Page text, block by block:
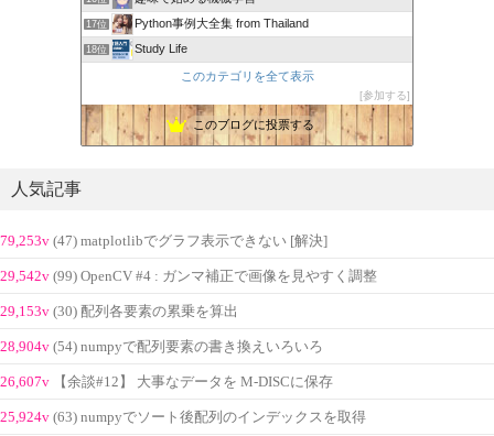
17位 Python事例大全集 from Thailand
18位 Study Life
このカテゴリを全て表示
参加する
このブログに投票する
人気記事
79,253v (47) matplotlibでグラフ表示できない [解決]
29,542v (99) OpenCV #4 : ガンマ補正で画像を見やすく調整
29,153v (30) 配列各要素の累乗を算出
28,904v (54) numpyで配列要素の書き換えいろいろ
26,607v 【余談#12】 大事なデータを M-DISCに保存
25,924v (63) numpyでソート後配列のインデックスを取得